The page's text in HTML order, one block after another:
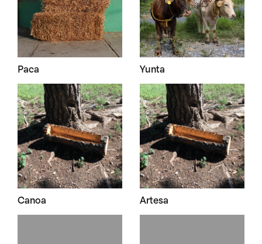
Paca Yunta
Canoa Artesa